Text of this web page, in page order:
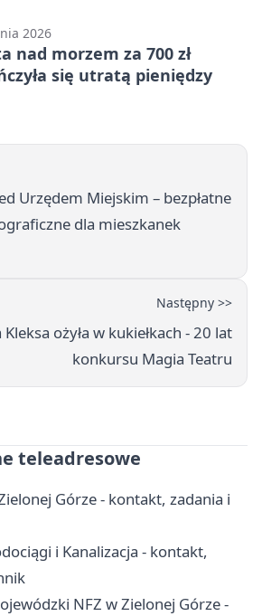
2026
nad morzem za 700 zł
się utratą pieniędzy
Urzędem Miejskim – bezpłatne
dla mieszkanek
Następny >>
ożyła w kukiełkach - 20 lat
konkursu Magia Teatru
teleadresowe
Górze - kontakt, zadania i
i Kanalizacja - kontakt,
NFZ w Zielonej Górze -